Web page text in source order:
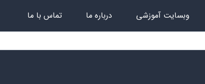
وبسایت آموزشی درباره ما تماس با ما